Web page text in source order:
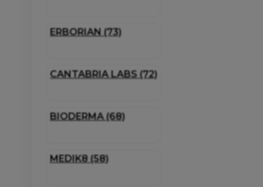
ERBORIAN (73)
CANTABRIA LABS (72)
BIODERMA (68)
MEDIK8 (58)